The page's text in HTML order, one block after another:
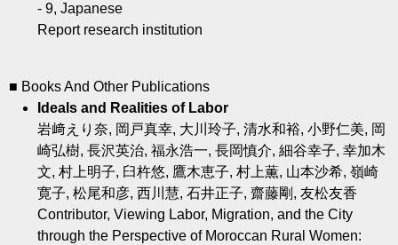
- 9, Japanese
Report research institution
■ Books And Other Publications
Ideals and Realities of Labor
岩﨑えり奈, 岡戸真幸, 大川玲子, 清水和裕, 小野仁美, 岡
崎弘樹, 長沢英治, 福永浩一, 長岡慎介, 細谷幸子, 幸加木
文, 村上明子, 臼杵悠, 鷹木恵子, 村上薫, 山本沙希, 嶺崎
寛子, 松尾和彦, 西川慧, 石井正子, 齋藤剛, 友松友香
Contributor, Viewing Labor, Migration, and the City
through the Perspective of Moroccan Rural Women: